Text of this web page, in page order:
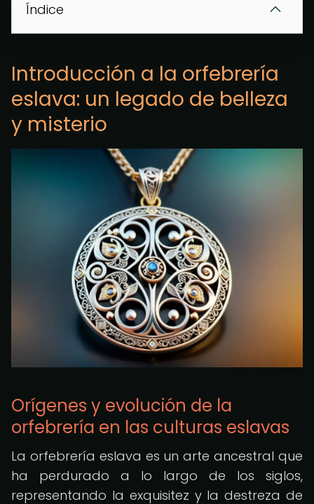
Índice
Introducción a la orfebrería
eslava: un legado de belleza
y misterio
Orígenes y evolución de la
orfebrería en las culturas eslavas
La orfebrería eslava es un arte ancestral que
ha perdurado a lo largo de los siglos,
representando la exquisitez y la destreza de